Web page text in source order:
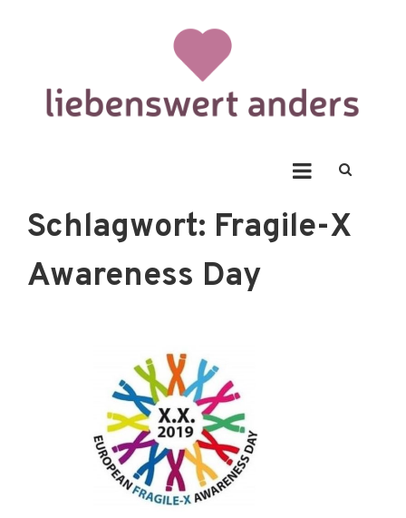
Liebenswert Anders
Schlagwort: Fragile-X
Awareness Day